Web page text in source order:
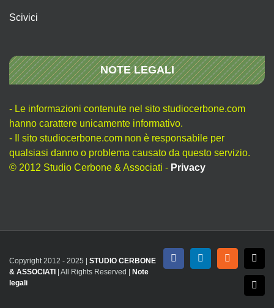
Scivici
NOTE LEGALI
- Le informazioni contenute nel sito studiocerbone.com
hanno carattere unicamente informativo.
- Il sito studiocerbone.com non è responsabile per
qualsiasi danno o problema causato da questo servizio.
© 2012 Studio Cerbone & Associati - Privacy
Copyright 2012 - 2025 | STUDIO CERBONE
& ASSOCIATI
| All Rights Reserved |
Note
legali
FacebookLinkedInRss X